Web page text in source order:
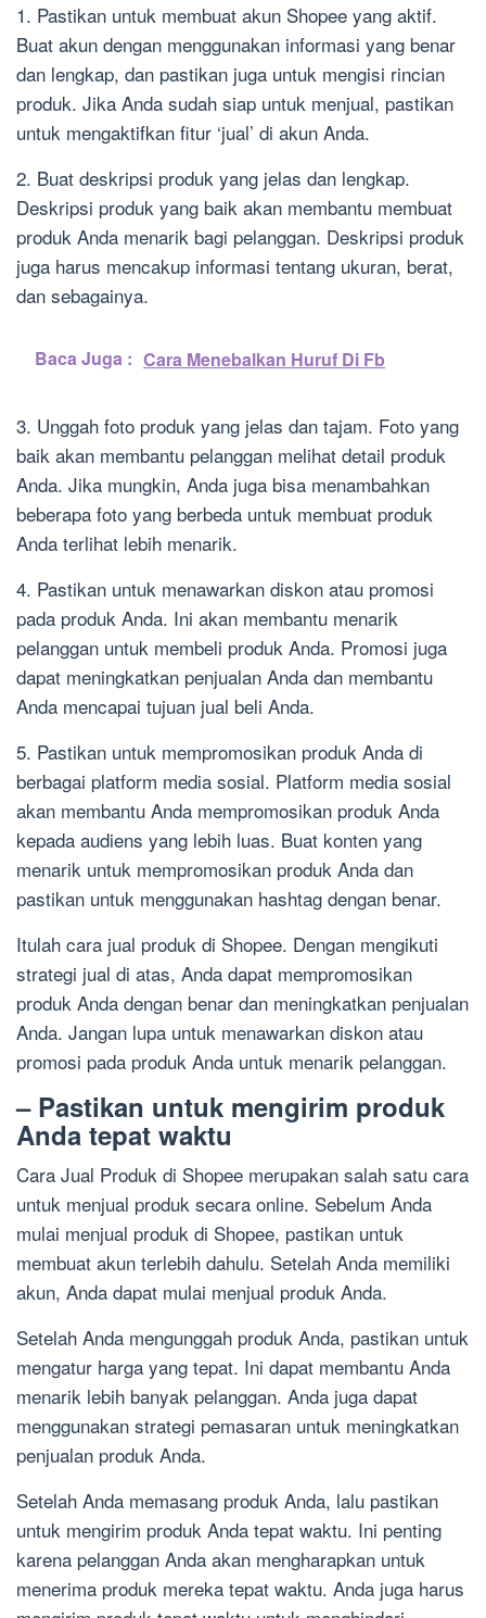
1. Pastikan untuk membuat akun Shopee yang aktif.
Buat akun dengan menggunakan informasi yang benar
dan lengkap, dan pastikan juga untuk mengisi rincian
produk. Jika Anda sudah siap untuk menjual, pastikan
untuk mengaktifkan fitur ‘jual’ di akun Anda.
2. Buat deskripsi produk yang jelas dan lengkap.
Deskripsi produk yang baik akan membantu membuat
produk Anda menarik bagi pelanggan. Deskripsi produk
juga harus mencakup informasi tentang ukuran, berat,
dan sebagainya.
Baca Juga : Cara Menebalkan Huruf Di Fb
3. Unggah foto produk yang jelas dan tajam. Foto yang
baik akan membantu pelanggan melihat detail produk
Anda. Jika mungkin, Anda juga bisa menambahkan
beberapa foto yang berbeda untuk membuat produk
Anda terlihat lebih menarik.
4. Pastikan untuk menawarkan diskon atau promosi
pada produk Anda. Ini akan membantu menarik
pelanggan untuk membeli produk Anda. Promosi juga
dapat meningkatkan penjualan Anda dan membantu
Anda mencapai tujuan jual beli Anda.
5. Pastikan untuk mempromosikan produk Anda di
berbagai platform media sosial. Platform media sosial
akan membantu Anda mempromosikan produk Anda
kepada audiens yang lebih luas. Buat konten yang
menarik untuk mempromosikan produk Anda dan
pastikan untuk menggunakan hashtag dengan benar.
Itulah cara jual produk di Shopee. Dengan mengikuti
strategi jual di atas, Anda dapat mempromosikan
produk Anda dengan benar dan meningkatkan penjualan
Anda. Jangan lupa untuk menawarkan diskon atau
promosi pada produk Anda untuk menarik pelanggan.
– Pastikan untuk mengirim produk
Anda tepat waktu
Cara Jual Produk di Shopee merupakan salah satu cara
untuk menjual produk secara online. Sebelum Anda
mulai menjual produk di Shopee, pastikan untuk
membuat akun terlebih dahulu. Setelah Anda memiliki
akun, Anda dapat mulai menjual produk Anda.
Setelah Anda mengunggah produk Anda, pastikan untuk
mengatur harga yang tepat. Ini dapat membantu Anda
menarik lebih banyak pelanggan. Anda juga dapat
menggunakan strategi pemasaran untuk meningkatkan
penjualan produk Anda.
Setelah Anda memasang produk Anda, lalu pastikan
untuk mengirim produk Anda tepat waktu. Ini penting
karena pelanggan Anda akan mengharapkan untuk
menerima produk mereka tepat waktu. Anda juga harus